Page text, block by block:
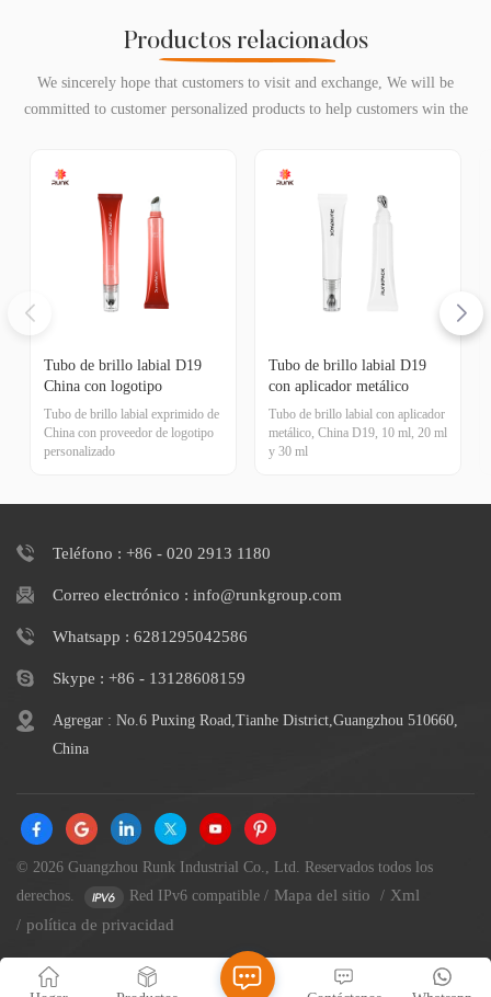
Productos relacionados
We sincerely hope that customers to visit and exchange, We will be
committed to customer personalized products to help customers win the
Tubo de brillo labial D19
China con logotipo
personalizado
Tubo de brillo labial exprimido de
China con proveedor de logotipo
personalizado
Tubo de brillo labial D19
con aplicador metálico
Tubo de brillo labial con aplicador
metálico, China D19, 10 ml, 20 ml
y 30 ml
Teléfono : +86 - 020 2913 1180
Correo electrónico : info@runkgroup.com
Whatsapp : 6281295042586
Skype : +86 - 13128608159
Agregar : No.6 Puxing Road,Tianhe District,Guangzhou 510660,
China
© 2026 Guangzhou Runk Industrial Co., Ltd. Reservados todos los
derechos.
Red IPv6 compatible/ Mapa del sitio / Xml
/ política de privacidad